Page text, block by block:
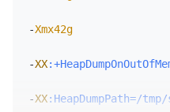
-Xmx42g
-XX
-XX:HeapDumpPath=/